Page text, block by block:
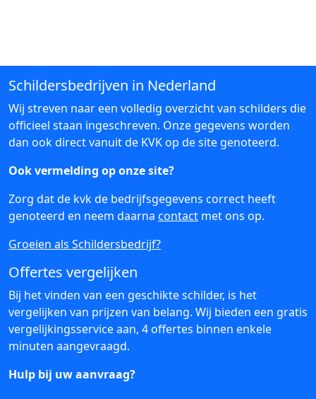
Schildersbedrijven in Nederland
Wij streven naar een volledig overzicht van schilders die
officieel staan ingeschreven. Onze gegevens worden
dan ook direct vanuit de KVK op de site genoteerd.
Ook vermelding op onze site?
Zorg dat de kvk de bedrijfsgegevens correct heeft
genoteerd en neem daarna contact met ons op.
Groeien als Schildersbedrijf?
Offertes vergelijken
Bij het vinden van een geschikte schilder, is het
vergelijken van prijzen van belang. Wij bieden een gratis
vergelijkingsservice aan, 4 offertes binnen enkele
minuten aangevraagd.
Hulp bij uw aanvraag?